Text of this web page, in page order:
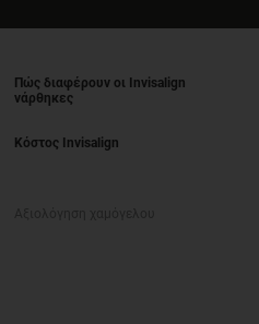
Πώς διαφέρουν οι Invisalign
νάρθηκες
Κόστος Invisalign